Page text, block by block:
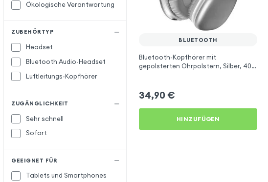
Ökologische Verantwortung
ZUBEHÖRTYP
Headset
Bluetooth Audio-Headset
Luftleitungs-Kopfhörer
ZUGÄNGLICHKEIT
Sehr schnell
Sofort
GEEIGNET FÜR
Tablets und Smartphones
BLUETOOTH
Bluetooth-Kopfhörer mit
gepolsterten Ohrpolstern, Silber, 40
34,90 €
HINZUFÜGEN